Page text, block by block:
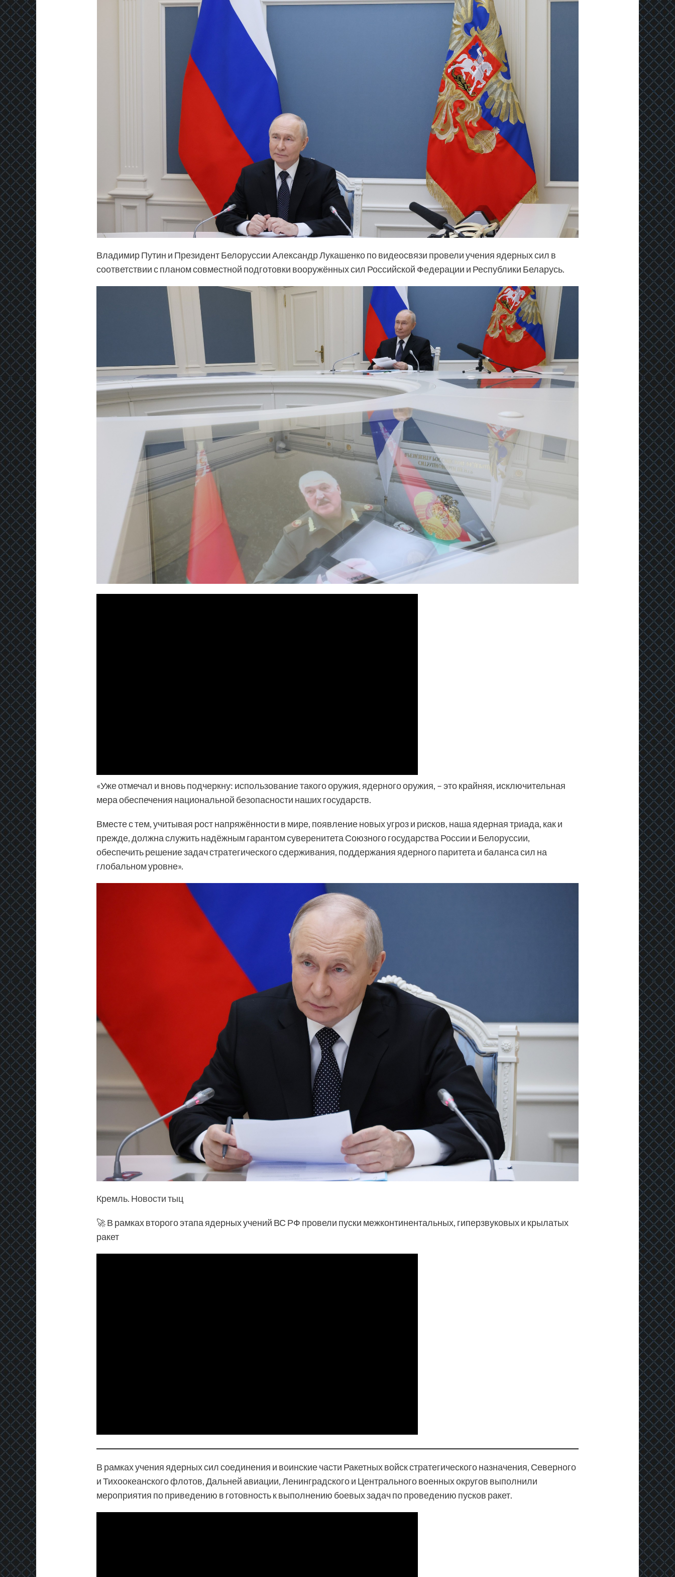
Владимир Путин и Президент Белоруссии Александр Лукашенко по видеосвязи провели учения ядерных сил в
соответствии с планом совместной подготовки вооружённых сил Российской Федерации и Республики Беларусь.
«Уже отмечал и вновь подчеркну: использование такого оружия, ядерного оружия, – это крайняя, исключительная
мера обеспечения национальной безопасности наших государств.
Вместе с тем, учитывая рост напряжённости в мире, появление новых угроз и рисков, наша ядерная триада, как и
прежде, должна служить надёжным гарантом суверенитета Союзного государства России и Белоруссии,
обеспечить решение задач стратегического сдерживания, поддержания ядерного паритета и баланса сил на
глобальном уровне».
Кремль. Новоститыц
🚀 В рамках второго этапа ядерных учений ВС РФ провели пуски межконтинентальных, гиперзвуковых и крылатых
ракет
В рамках учения ядерных сил соединения и воинские части Ракетных войск стратегического назначения, Северного
и Тихоокеанского флотов, Дальней авиации, Ленинградского и Центрального военных округов выполнили
мероприятия по приведению в готовность к выполнению боевых задач по проведению пусков ракет.